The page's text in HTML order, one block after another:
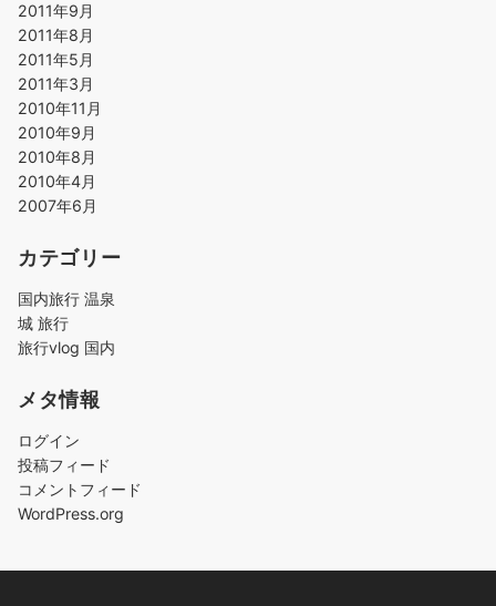
2011年9月
2011年8月
2011年5月
2011年3月
2010年11月
2010年9月
2010年8月
2010年4月
2007年6月
カテゴリー
国内旅行 温泉
城 旅行
旅行vlog 国内
メタ情報
ログイン
投稿フィード
コメントフィード
WordPress.org